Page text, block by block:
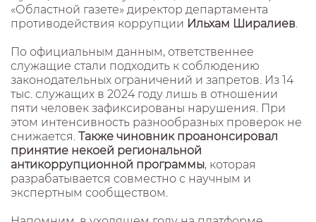
«Областной газете» директор департамента
противодействия коррупции Ильхам Ширалиев.
По официальным данным, ответственнее
служащие стали подходить к соблюдению
законодательных ограничений и запретов. Из 14
тыс. служащих в 2024 году лишь в отношении
пяти человек зафиксированы нарушения. При
этом интенсивность разнообразных проверок не
снижается. Также чиновник проанонсировал
принятие некоей региональной
антикоррупционной программы, которая
разрабатывается совместно с научным и
экспертным сообществом.